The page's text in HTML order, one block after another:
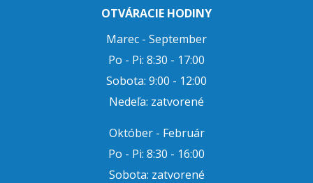
OTVÁRACIE HODINY
Marec - September
Po - Pi: 8:30 - 17:00
Sobota: 9:00 - 12:00
Nedeľa: zatvorené
Október - Február
Po - Pi: 8:30 - 16:00
Sobota: zatvorené